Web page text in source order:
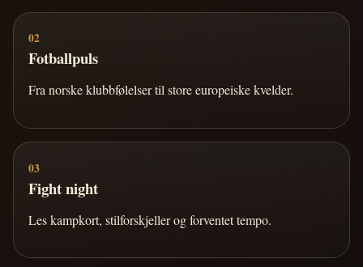
02
Fotballpuls
Fra norske klubbfølelser til store europeiske kvelder.
03
Fight night
Les kampkort, stilforskjeller og forventet tempo.